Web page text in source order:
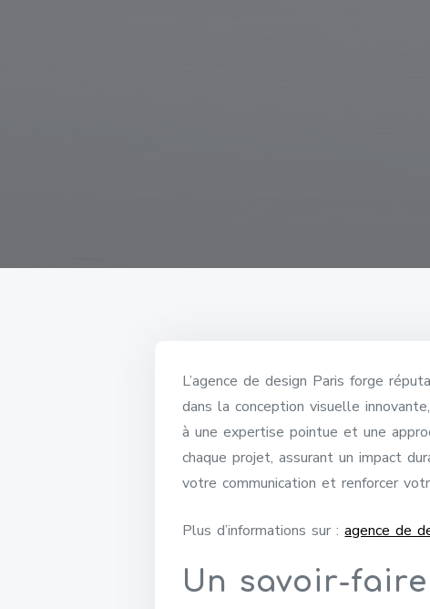
L’agence de design Paris forge
dans la conception visuelle
à une expertise pointue et une
chaque projet, assurant un impact
votre communication et renforcer
Plus d’informations sur :agence de
Un savoir-